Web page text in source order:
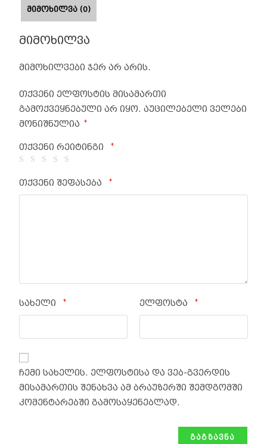
ᲛᲘᲛᲝᲮᲘᲚᲕᲐ (0)
მიმოხილვა
მიმოხილვები ჯერ არ არის.
თქვენი ელფოსტის მისამართი
გამოქვეყნებული არ იყო. აუცილებელი ველები
მონიშნულია
*
თქვენი რეიტინგი *
თქვენი შეფასება *
სახელი * ელფოსტა *
ჩემი სახელის. ელფოსტისა და ვებ-გვერდის
მისამართის შენახვა ამ ბრაუზერში შემდგომში
კომენტარებში გამოსაყენებლად.